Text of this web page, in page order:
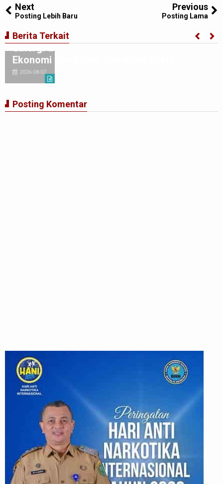
Next
Posting Lebih Baru
Previous
Posting Lama
Berita Terkait
BI Perwakilan Sumatera Utara Perkuat
Sinergi dengan Media, Bahas Prospek
Ekonomi dan Inflasi Sumatera Utara
2026-08-07
Posting Komentar